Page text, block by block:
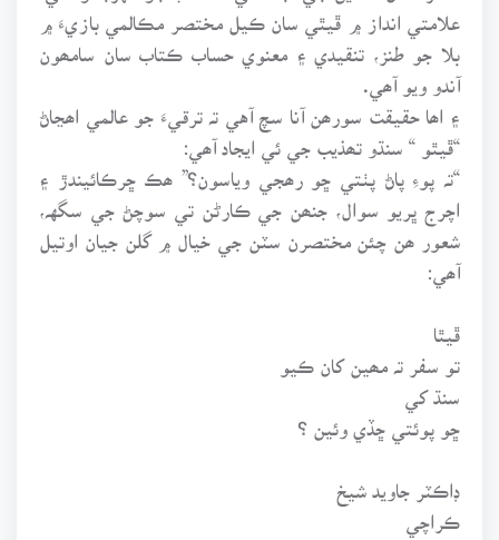
علامتي انداز ۾ ڦيٿي سان ڪيل مختصر مڪالمي بازيءَ ۾
بلا جو طنز، تنقيدي ۽ معنوي حساب ڪتاب سان سامھون
آندو ويو آھي.
۽ اھا حقيقت سورھن آنا سچ آهي تہ ترقيءَ جو عالمي اھڃاڻ
“ڦيٿو “ سنڌو تھذيب جي ئي ايجاد آھي:
“تہ پوءِ پاڻ پٺتي ڇو رھجي وياسون؟” ھڪ ڇرڪائيندڙ ۽
اچرج ڀريو سوال، جنھن جي ڪارڻن تي سوچڻ جي سگهہ،
شعور ھن چئن مختصرن سٽن جي خيال ۾ گلن جيان اوتيل
آھي:
ڦيٿا
تو سفر تہ مھين کان ڪيو
سنڌ کي
ڇو پوئتي ڇڏي وئين ؟
ڊاڪٽر جاويد شيخ
ڪراچي